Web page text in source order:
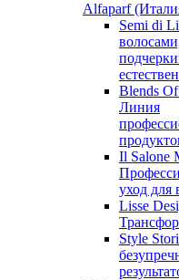
Alfaparf
Semi di
Blends
Линия
Il Salone
уход для
Lisse
Style